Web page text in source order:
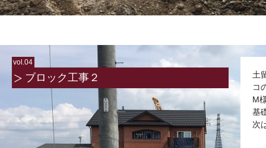
vol.04
ブロック工事２
土
コ
M
基
次